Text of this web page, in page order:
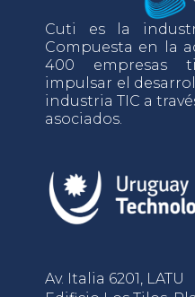
Cuti es la
Compuesta en la
400 empresas
impulsar el
industria TIC a
asociados.
Av. Italia 6201, LATU